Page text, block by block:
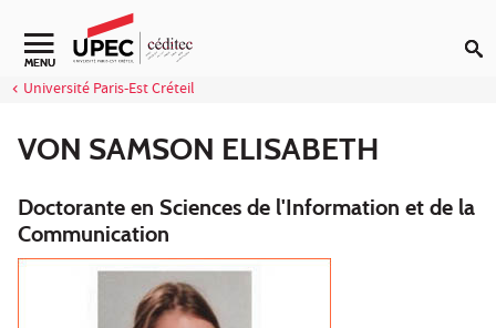
Aller au contenu
Navigation secondaire
MENU
Université Paris-Est Créteil
VON SAMSON ELISABETH
Doctorante en Sciences de l'Information et de la
Communication